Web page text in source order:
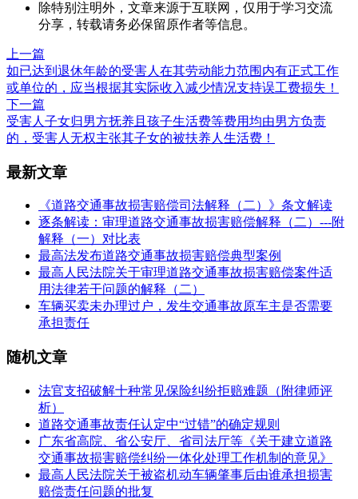
除特别注明外，文章来源于互联网，仅用于学习交流
分享，转载请务必保留原作者等信息。
上一篇
如已达到退休年龄的受害人在其劳动能力范围内有正式工作
或单位的，应当根据其实际收入减少情况支持误工费损失！
下一篇
受害人子女归男方抚养且孩子生活费等费用均由男方负责
的，受害人无权主张其子女的被扶养人生活费！
最新文章
《道路交通事故损害赔偿司法解释（二）》条文解读
逐条解读：审理道路交通事故损害赔偿解释（二）---附
解释（一）对比表
最高法发布道路交通事故损害赔偿典型案例
最高人民法院关于审理道路交通事故损害赔偿案件适
用法律若干问题的解释（二）
车辆买卖未办理过户，发生交通事故原车主是否需要
承担责任
随机文章
法官支招破解十种常见保险纠纷拒赔难题（附律师评
析）
道路交通事故责任认定中“过错”的确定规则
广东省高院、省公安厅、省司法厅等《关于建立道路
交通事故损害赔偿纠纷一体化处理工作机制的意见》
最高人民法院关于被盗机动车辆肇事后由谁承担损害
赔偿责任问题的批复